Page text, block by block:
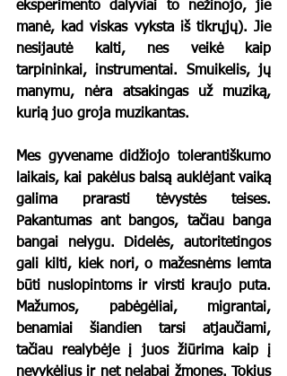
eksperimento dalyviai to nežinojo, jie
manė, kad viskas vyksta iš tikrųjų). Jie
nesijautė kalti, nes veikė kaip
tarpininkai, instrumentai. Smuikelis, jų
manymu, nėra atsakingas už muziką,
kurią juo groja muzikantas.
Mes gyvename didžiojo tolerantiškumo
laikais, kai pakėlus balsą auklėjant vaiką
galima prarasti tėvystės teises.
Pakantumas ant bangos, tačiau banga
bangai nelygu. Didelės, autoritetingos
gali kilti, kiek nori, o mažesnėms lemta
būti nuslopintoms ir virsti kraujo puta.
Mažumos, pabėgėliai, migrantai,
benamiai šiandien tarsi atjaučiami,
tačiau realybėje į juos žiūrima kaip į
nevykėlius ir net nelabai žmones. Tokius